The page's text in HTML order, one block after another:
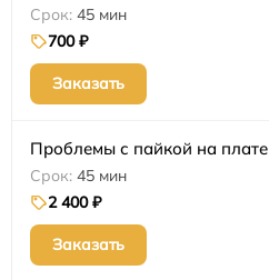
45 мин
700 ₽
Заказать
Проблемы с пайкой на плате
45 мин
2 400 ₽
Заказать